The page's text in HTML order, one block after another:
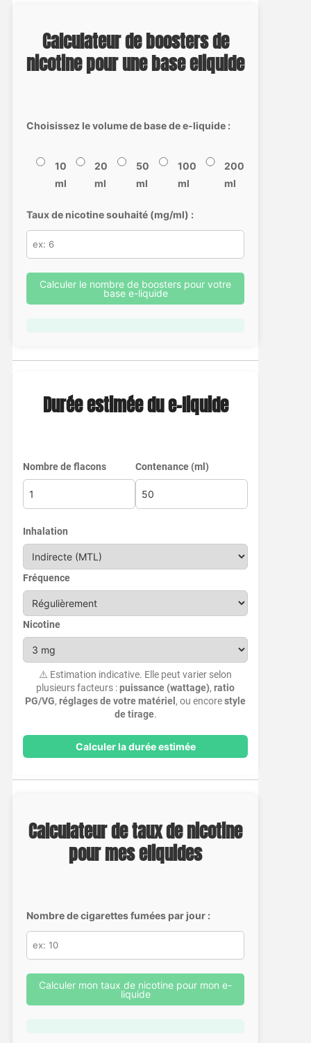
Calculateur de boosters de
nicotine pour une base eliquide
Choisissez le volume de base de e-liquide :
10
ml
20
ml
50
ml
100
ml
200
ml
Taux de nicotine souhaité (mg/ml) :
Calculer le nombre de boosters pour votre
base e-liquide
Durée estimée du e-liquide
Nombre de flacons Contenance (ml)
Inhalation
Fréquence
Nicotine
⚠️ Estimation indicative. Elle peut varier selon
plusieurs facteurs :puissance (wattage),ratio
PG/VG,réglages de votre matériel , ou encorestyle
de tirage.
Calculer la durée estimée
Calculateur de taux de nicotine
pour mes eliquides
Nombre de cigarettes fumées par jour :
Calculer mon taux de nicotine pour mon e-
liquide